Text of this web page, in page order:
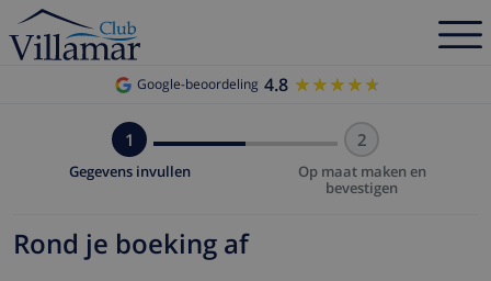
Google-beoordeling 4.8 ★★★★★
★★★★★
1
Gegevens invullen
2
Op maat maken en
bevestigen
Rond je boeking af